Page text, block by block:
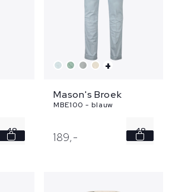
48
+
Mason's Broek
MBE100 - blauw
189,- 48